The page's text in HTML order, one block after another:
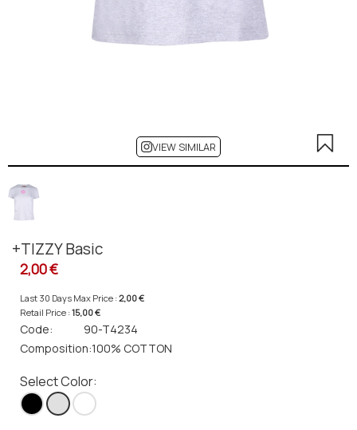
VIEW SIMILAR
+TIZZY Basic
2,00 €
Last 30 Days Max Price :2,00 €
Retail Price :15,00 €
Code:
90-T4234
Composition:100% COTTΟΝ
Select Color: